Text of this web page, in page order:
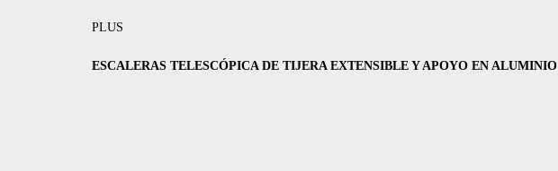
PLUS
ESCALERAS TELESCÓPICA DE TIJERA EXTENSIBLE Y APOYO EN ALUMINIO